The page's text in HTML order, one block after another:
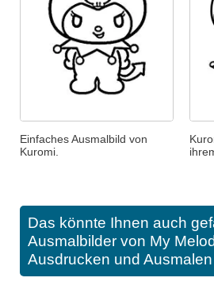
Einfaches Ausmalbild von
Kuromi.
Das könnte Ihnen auch
Ausmalbilder von My
Ausdrucken und